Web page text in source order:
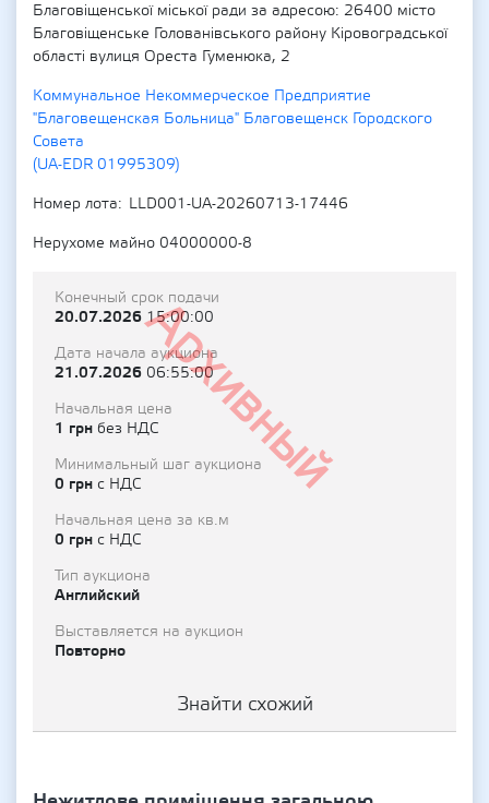
Благовіщенської міської ради за адресою: 26400 місто
Благовіщенське Голованівського району Кіровоградської
області вулиця Ореста Гуменюка, 2
Коммунальное Некоммерческое Предприятие
"Благовещенская Больница" Благовещенск Городского
Совета
(UA-EDR 01995309)
Номер лота
LLD001-UA-20260713-17446
Нерухоме майно 04000000-8
Архивный
Конечный срок подачи
20.07.202615:00:00
Дата начала аукциона
21.07.2026 06:55:00
Начальная цена
1 грн без НДС
Минимальный шаг аукциона
0 грн с НДС
Начальная цена за кв.м
0 грн с НДС
Тип аукциона
Английский
Выставляется на аукцион
Повторно
Знайти схожий